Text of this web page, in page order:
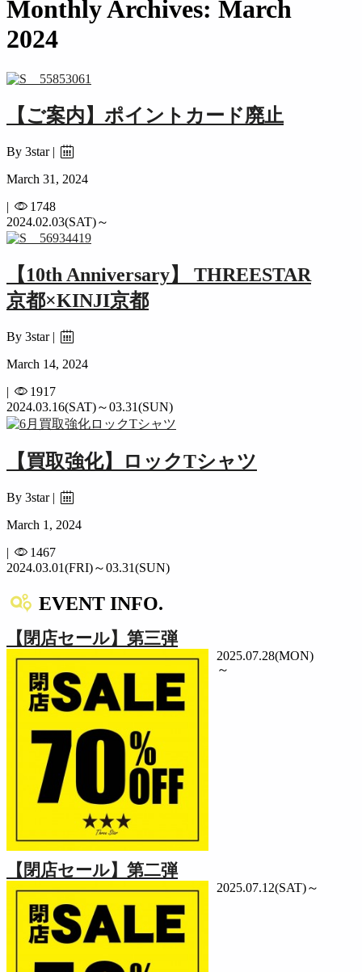
Monthly Archives: March
2024
【ご案内】ポイントカード廃止
By 3star |
March 31, 2024
|
1748
2024.02.03(SAT)～
【10th Anniversary】 THREESTAR
京都×KINJI京都
By 3star |
March 14, 2024
|
1917
2024.03.16(SAT)～03.31(SUN)
【買取強化】ロックTシャツ
By 3star |
March 1, 2024
|
1467
2024.03.01(FRI)～03.31(SUN)
EVENT INFO.
【閉店セール】第三弾
2025.07.28(MON)
～
【閉店セール】第二弾
2025.07.12(SAT)～